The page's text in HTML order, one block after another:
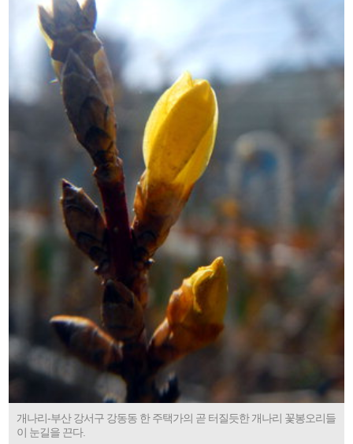
개나리-부산 강서구 강동동 한 주택가의 곧 터질듯한 개나리 꽃봉오리들
이 눈길을 끈다.